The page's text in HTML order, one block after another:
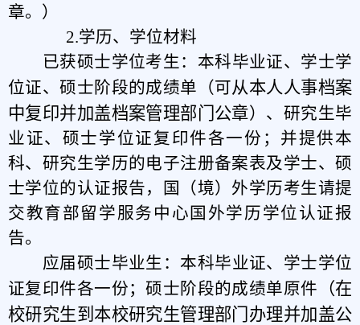
章。）
2.学历、学位材料
已获硕士学位考生：本科毕业证、学士学
位证、硕士阶段的成绩单 （可从本人人事档案
中复印并加盖档案管理部门公章） 、研究生毕
业证、硕士学位证复印件各一份；并提供本
科、研究生学历的电子注册备案表及学士、硕
士学位的认证报告，国（境）外学历考生请提
交教育部留学服务中心国外学历学位认证报
告。
应届硕士毕业生：本科毕业证、学士学位
证复印件各一份；硕士阶段的成绩单原件
（在
校研究生到本校研究生管理部门办理并加盖公